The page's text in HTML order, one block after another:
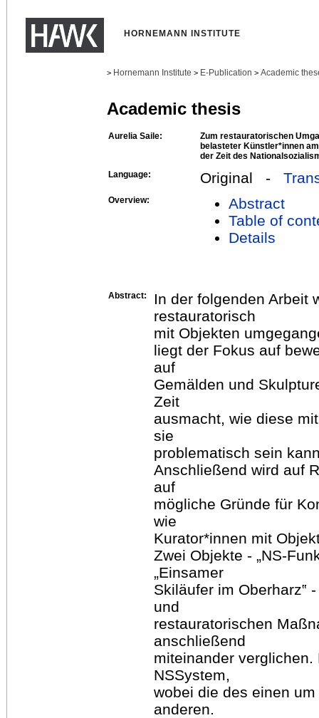
HORNEMANN INSTITUTE
> Hornemann Institute > E-Publication > Academic
Academic thesis
Aurelia Saile:
Zum restauratorischen
belasteter Künstler*innen
der Zeit des
Language:
Original -
Overview:
Abstract
Table of
Details
Abstract:
In der folgenden Arbeit
restauratorisch
mit Objekten
liegt der Fokus auf
auf
Gemälden und
Zeit
ausmacht, wie diese
sie
problematisch sein
Anschließend wird auf
auf
mögliche Gründe für
wie
Kurator*innen mit
Zwei Objekte - „NS-
„Einsamer
Skiläufer im Oberharz‟
und
restauratorischen
anschließend
miteinander
NSSystem,
wobei die des einen
anderen.